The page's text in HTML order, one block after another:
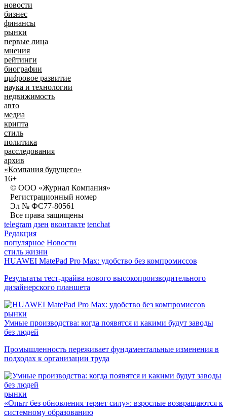
новости
бизнес
финансы
рынки
первые лица
мнения
рейтинги
биографии
цифровое развитие
наука и технологии
недвижимость
авто
медиа
крипта
стиль
политика
расследования
архив
«Компания будущего»
16+
© ООО «Журнал Компания»
Регистрационный номер
Эл № ФС77-80561
Все права защищены
telegram дзен вконтакте tenchat
Редакция
популярное Новости
стиль жизни
HUAWEI MatePad Pro Max: удобство без компромиссов
Результаты тест-драйва нового высокопроизводительного
дизайнерского планшета
рынки
Умные производства: когда появятся и какими будут заводы
без людей
Промышленность переживает фундаментальные изменения в
подходах к организации труда
рынки
«Опыт без обновления теряет силу»: взрослые возвращаются к
системному образованию